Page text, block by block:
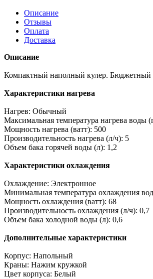
Описание
Отзывы
Оплата
Доставка
Описание
Компактный наполный кулер. Бюджетный
Характеристики нагрева
Нагрев: Обычный
Максимальная температура нагрева воды
Мощность нагрева (ватт): 500
Производительность нагрева (л/ч): 5
Объем бака горячей воды (л): 1,2
Характеристики охлаждения
Охлаждение: Электронное
Минимальная температура охлаждения
Мощность охлаждения (ватт): 68
Производительность охлаждения (л/ч): 0,7
Объем бака холодной воды (л): 0,6
Дополнительные характеристики
Корпус: Напольный
Краны: Нажим кружкой
Цвет корпуса: Белый